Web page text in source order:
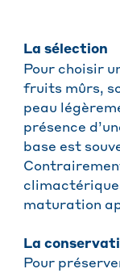
La sélection
Pour choisir
fruits mûrs,
peau
présence
base est
maturation
La
Pour